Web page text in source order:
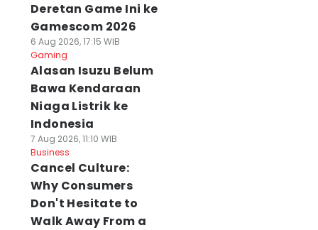
Deretan Game Ini ke
Gamescom 2026
6 Aug 2026, 17:15 WIB
Gaming
Alasan Isuzu Belum
Bawa Kendaraan
Niaga Listrik ke
Indonesia
7 Aug 2026, 11:10 WIB
Business
Cancel Culture:
Why Consumers
Don't Hesitate to
Walk Away From a